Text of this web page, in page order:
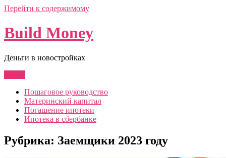
Перейти к содержимому
Build Money
Деньги в новостройках
Пошаговое руководство
Материнский капитал
Погашение ипотеки
Ипотека в сбербанке
Рубрика: Заемщики 2023 году